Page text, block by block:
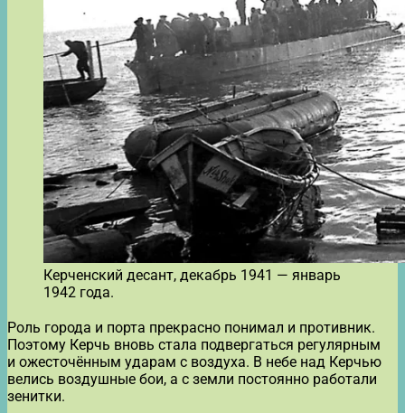
Керченский десант, декабрь 1941 — январь
1942 года.
Роль города и порта прекрасно понимал и противник.
Поэтому Керчь вновь стала подвергаться регулярным
и ожесточённым ударам с воздуха. В небе над Керчью
велись воздушные бои, а с земли постоянно работали
зенитки.